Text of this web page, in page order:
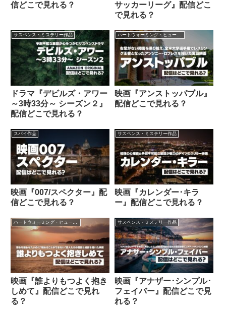
信どこで見れる？
サッカーリーグ』配信どこ
で見れる？
サスペンス・ミステリー作品
ドラマ『デビルズ・アワー
～3時33分～ シーズン２』
配信どこで見れる？
ハートウォーミング・ヒューマン作品
映画『アンストッパブル』
配信どこで見れる？
スパイ作品
映画『007/スペクター』配
信どこで見れる？
サスペンス・ミステリー作品
映画『カレンダー･キラ
ー』配信どこで見れる？
映画『誰よりもつよく抱き
しめて』配信どこで見れ
る？
サスペンス・ミステリー作品
映画『アナザー･シンプル･
フェイバー』配信どこで見
れる？